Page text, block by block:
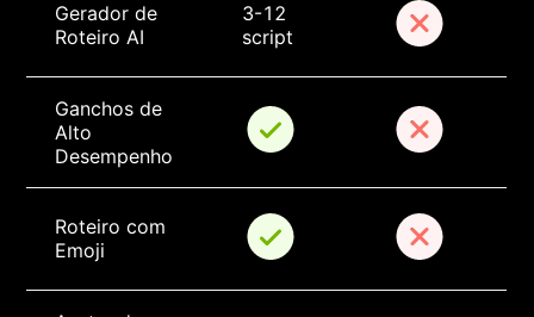
Gerador de
Roteiro AI
3-12
script
Ganchos de
Alto
Desempenho
Roteiro com
Emoji